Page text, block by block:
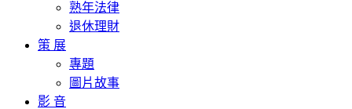
熟年法律
退休理財
策 展
專題
圖片故事
影 音